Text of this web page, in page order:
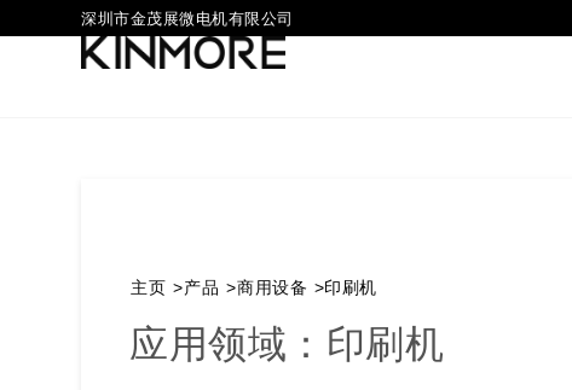
深圳市金茂展微电机有限公司
主页 >产品 >商用设备 >印刷机
应用领域：印刷机